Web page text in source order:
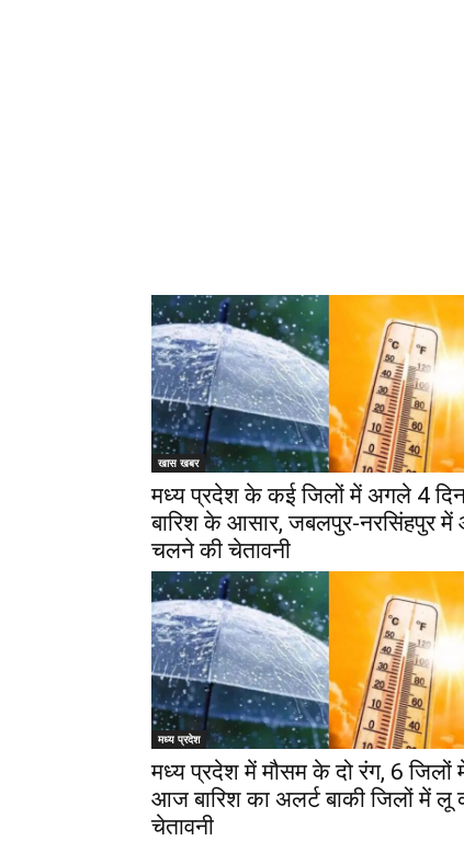
खास खबर
मध्‍य प्रदेश के कई जिलों में अगले 4
बारिश के आसार, जबलपुर-नरसिंहपुर में
चलने की चेतावनी
मध्य प्रदेश
मध्य प्रदेश में मौसम के दो रंग, 6 जिलों
आज बारिश का अलर्ट बाकी जिलों में लू
चेतावनी